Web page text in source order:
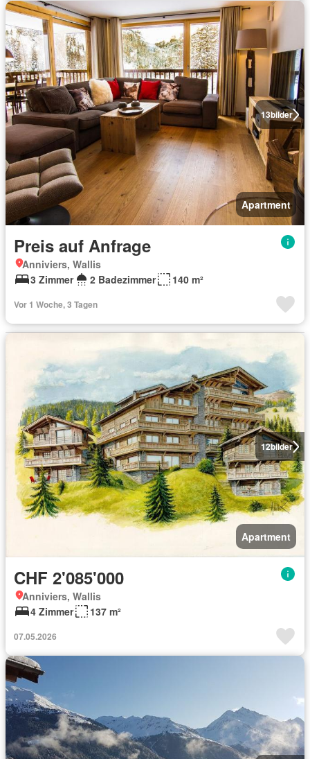
13bilder
Apartment
Preis auf Anfrage
Anniviers, Wallis
3 Zimmer
2 Badezimmer 140 m²
Vor 1 Woche, 3 Tagen
12bilder
Apartment
CHF 2'085'000
Anniviers, Wallis
4 Zimmer
137 m²
07.05.2026